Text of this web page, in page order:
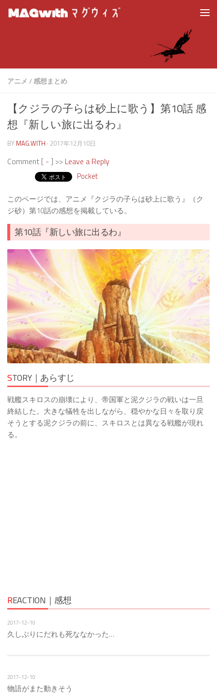
アニメ /感想まとめ
【クジラの子らは砂上に歌う】第10話 感
想『新しい旅に出るわ』
BY MAG.WITH · 2017年12月10日
Comment [ - ] >> Leave a Reply
Pocket
このページでは、アニメ『クジラの子らは砂上に歌う』（ク
ジ砂）第10話の感想を掲載している。
第10話『新しい旅に出るわ』
STORY｜あらすじ
戦艦スキロスの崩壊により、帝国軍と泥クジラの戦いは一旦
終結した。大きな犠牲を出しながら、穏やかな日々を取り戻
そうとする泥クジラの前に、スキロスとは異なる戦艦が現れ
る。
REACTION｜感想
2017-12-10
久しぶりにだれも死ななかった…
2017-12-10
物語がまた動きそう